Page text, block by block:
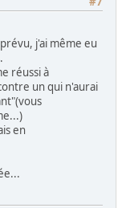
j'ai même eu
réussi à
un qui n'aurai
en